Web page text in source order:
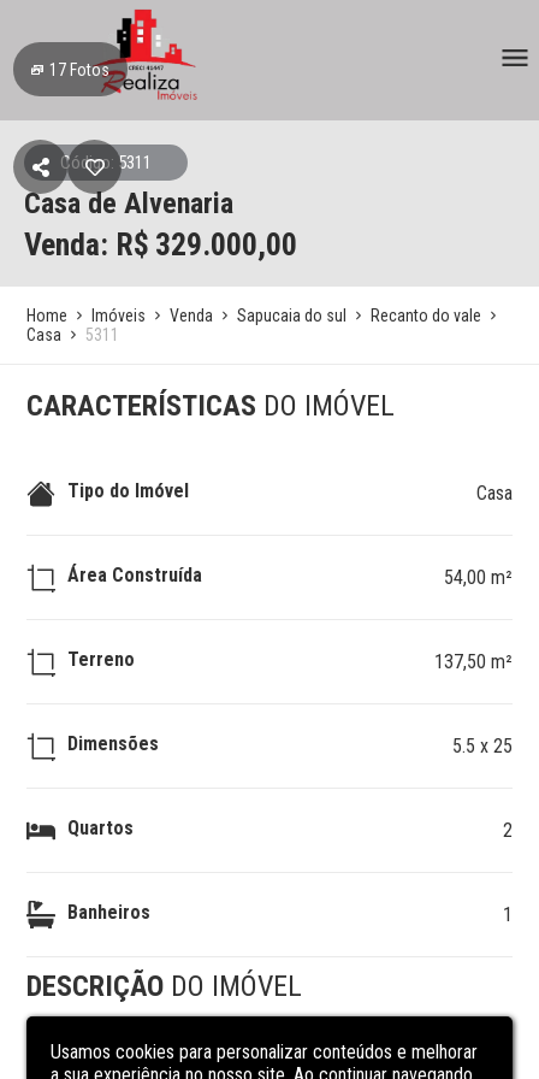
17Fotos
Código: 5311
Casa de Alvenaria
Venda: R$ 329.000,00
Home Imóveis Venda Sapucaia do sul
Recanto do vale
Casa
5311
CARACTERÍSTICAS DO IMÓVEL
Tipo do Imóvel Casa
Área Construída 54,00 m²
Terreno 137,50 m²
Dimensões 5.5 x 25
Quartos 2
Banheiros 1
DESCRIÇÃO DO IMÓVEL
Casa de Alvenaria Localizada no Recanto do Vale
Usamos cookies para personalizar conteúdos e melhorar